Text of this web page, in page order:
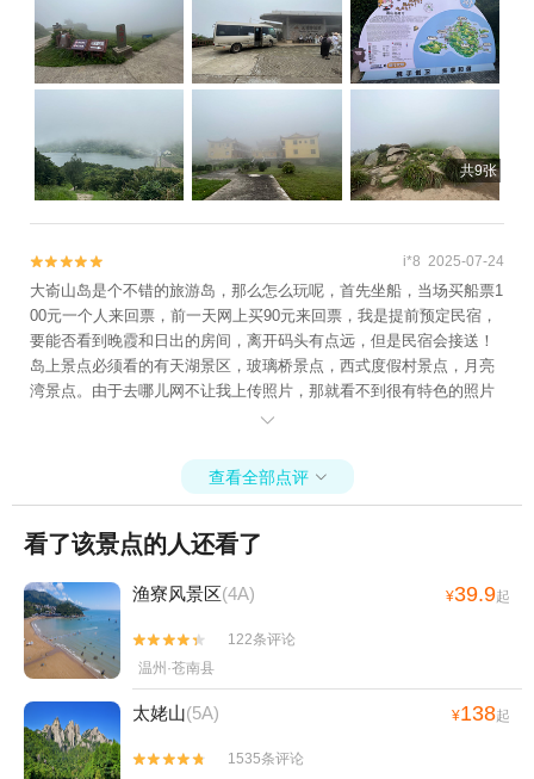
共9张

 i*8 2025-07-24
大嵛山岛是个不错的旅游岛，那么怎么玩呢，首先坐船，当场买船票1
00元一个人来回票，前一天网上买90元来回票，我是提前预定民宿，
要能否看到晚霞和日出的房间，离开码头有点远，但是民宿会接送！
岛上景点必须看的有天湖景区，玻璃桥景点，西式度假村景点，月亮
湾景点。由于去哪儿网不让我上传照片，那就看不到很有特色的照片

查看全部点评 
看了该景点的人还看了
渔寮风景区(4A) ¥39.9起


122条评论
温州·苍南县
太姥山(5A) ¥138起

 1535条评论